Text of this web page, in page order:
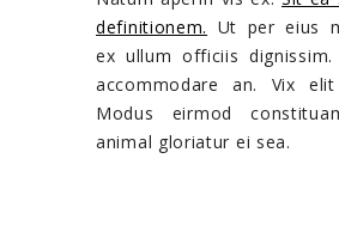
definitionem. Ut per eius
ex ullum officiis dignissim.
accommodare an. Vix
Modus eirmod
animal gloriatur ei sea.